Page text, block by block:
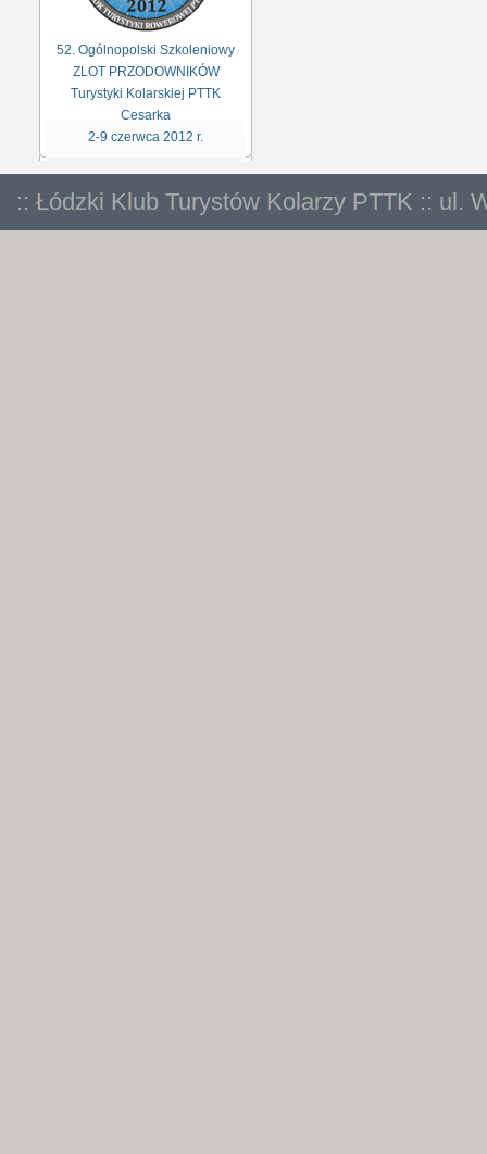
52. Ogólnopolski Szkoleniowy
ZLOT PRZODOWNIKÓW
Turystyki Kolarskiej PTTK
Cesarka
2-9 czerwca 2012 r.
:: Łódzki Klub Turystów Kolarzy PTTK :: ul.